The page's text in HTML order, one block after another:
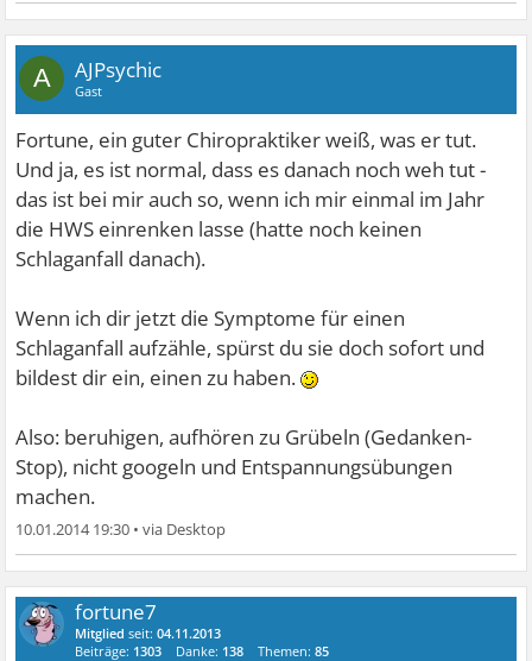
A AJPsychic
Gast
Fortune, ein guter Chiropraktiker weiß, was er tut.
Und ja, es ist normal, dass es danach noch weh tut -
das ist bei mir auch so, wenn ich mir einmal im Jahr
die HWS einrenken lasse (hatte noch keinen
Schlaganfall danach).
Wenn ich dir jetzt die Symptome für einen
Schlaganfall aufzähle, spürst du sie doch sofort und
bildest dir ein, einen zu haben.
Also: beruhigen, aufhören zu Grübeln (Gedanken-
Stop), nicht googeln und Entspannungsübungen
machen.
10.01.2014 19:30 •
fortune7
Mitglied seit:04.11.2013
Beiträge: 1303 Danke: 138 Themen:85